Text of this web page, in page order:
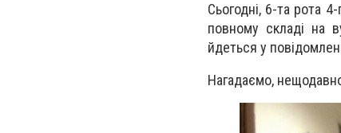
Сьогодні, 6-та рота
повному складі на
йдеться у
Нагадаємо,